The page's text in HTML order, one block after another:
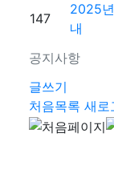
공지사항
147
2025
내
글쓰기
처음목록 새로